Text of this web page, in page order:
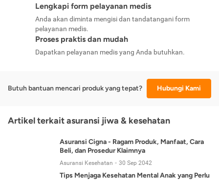
Lengkapi form pelayanan medis
Anda akan diminta mengisi dan tandatangani form
pelayanan medis.
Proses praktis dan mudah
Dapatkan pelayanan medis yang Anda butuhkan.
Butuh bantuan mencari produk yang tepat? Hubungi Kami
Artikel terkait asuransi jiwa & kesehatan
Asuransi Cigna - Ragam Produk, Manfaat, Cara
Beli, dan Prosedur Klaimnya
Asuransi Kesehatan 30 Sep 2042
Tips Menjaga Kesehatan Mental Anak yang Perlu